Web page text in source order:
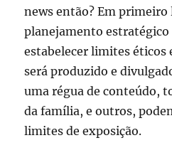
news então? Em
planejamento estratégico
estabelecer limites éticos
será produzido e
uma régua de conteúdo,
da família, e outros,
limites de exposição.